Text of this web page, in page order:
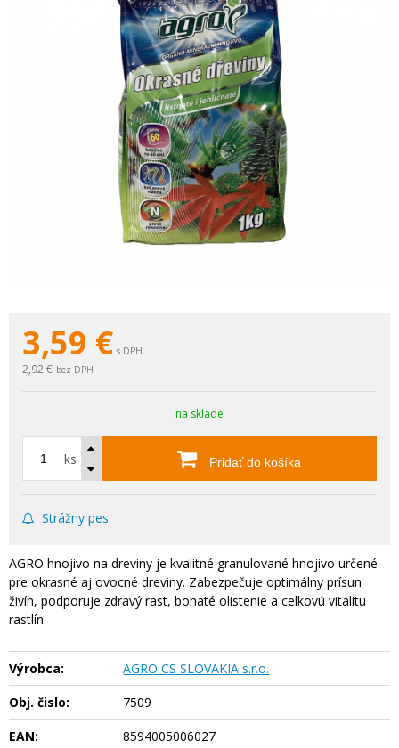
3,59 € s DPH
2,92 € bez DPH
na sklade
ks Pridať do košíka
Strážny pes
AGRO hnojivo na dreviny je kvalitné granulované hnojivo určené
pre okrasné aj ovocné dreviny. Zabezpečuje optimálny prísun
živín, podporuje zdravý rast, bohaté olistenie a celkovú vitalitu
rastlín.
Výrobca:
AGRO CS SLOVAKIA s.r.o.
Obj. čislo:
7509
EAN:
8594005006027